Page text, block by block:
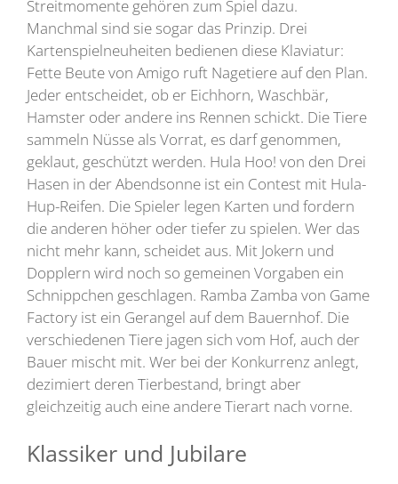
Streitmomente gehören zum Spiel dazu.
Manchmal sind sie sogar das Prinzip. Drei
Kartenspielneuheiten bedienen diese Klaviatur:
Fette Beute von Amigo ruft Nagetiere auf den Plan.
Jeder entscheidet, ob er Eichhorn, Waschbär,
Hamster oder andere ins Rennen schickt. Die Tiere
sammeln Nüsse als Vorrat, es darf genommen,
geklaut, geschützt werden. Hula Hoo! von den Drei
Hasen in der Abendsonne ist ein Contest mit Hula-
Hup-Reifen. Die Spieler legen Karten und fordern
die anderen höher oder tiefer zu spielen. Wer das
nicht mehr kann, scheidet aus. Mit Jokern und
Dopplern wird noch so gemeinen Vorgaben ein
Schnippchen geschlagen. Ramba Zamba von Game
Factory ist ein Gerangel auf dem Bauernhof. Die
verschiedenen Tiere jagen sich vom Hof, auch der
Bauer mischt mit. Wer bei der Konkurrenz anlegt,
dezimiert deren Tierbestand, bringt aber
gleichzeitig auch eine andere Tierart nach vorne.
Klassiker und Jubilare